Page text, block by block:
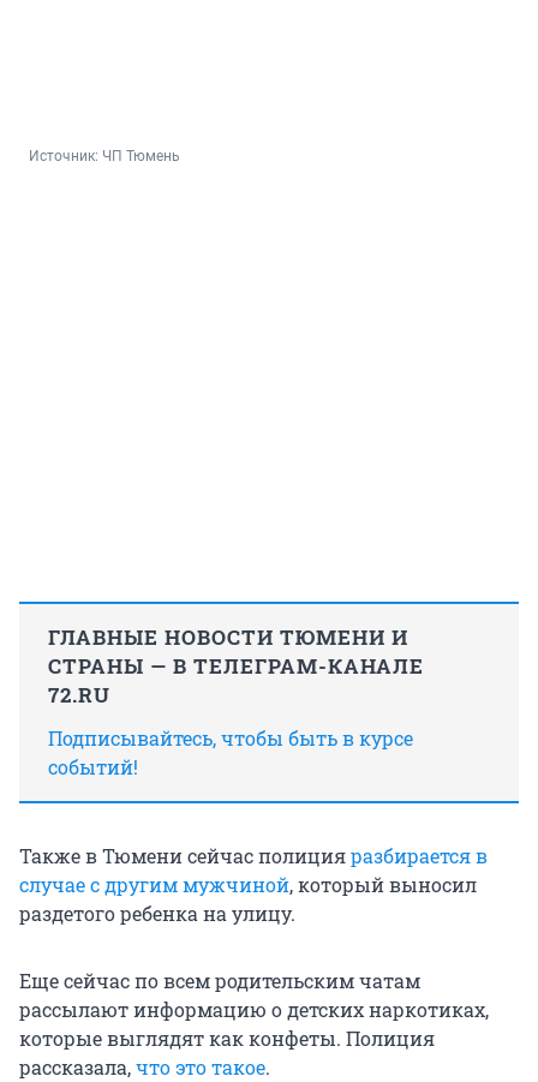
Источник: ЧП Тюмень
ГЛАВНЫЕ НОВОСТИ ТЮМЕНИ И
СТРАНЫ — В ТЕЛЕГРАМ-КАНАЛЕ
72.RU
Подписывайтесь, чтобы быть в курсе
событий!
Также в Тюмени сейчас полицияразбирается в
случае с другим мужчиной, который выносил
раздетого ребенка на улицу.
Еще сейчас по всем родительским чатам
рассылают информацию о детских наркотиках,
которые выглядят как конфеты. Полиция
рассказала,что это такое.